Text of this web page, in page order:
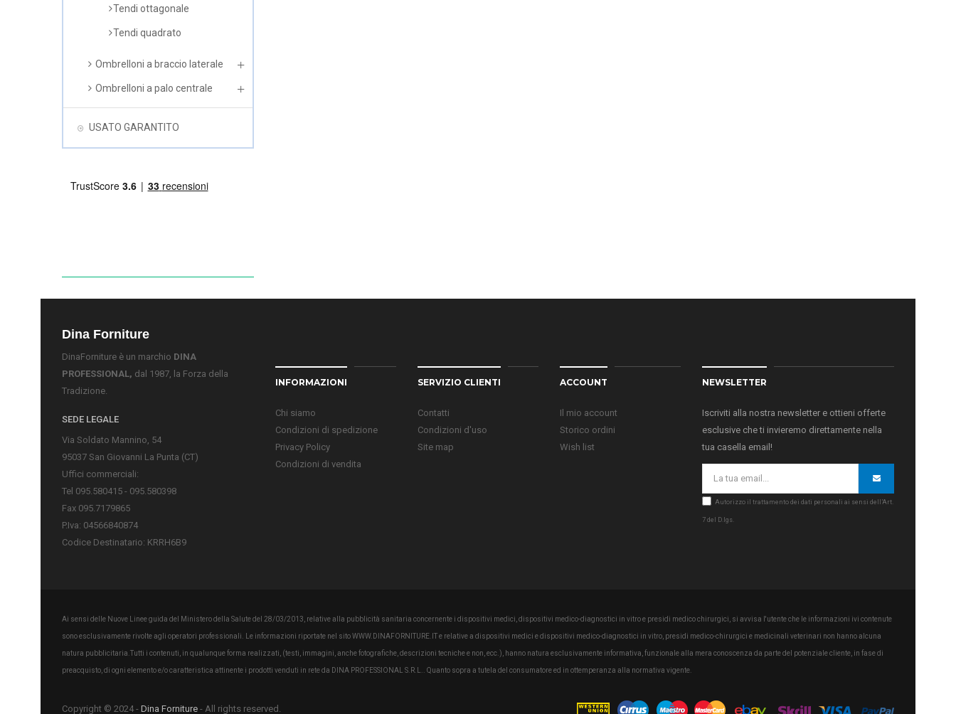
Tendi ottagonale
Tendi quadrato
Ombrelloni a braccio laterale
Ombrelloni a palo centrale
USATO GARANTITO
Dina Forniture
DinaForniture è un marchio DINA
PROFESSIONAL, dal 1987, la Forza della
Tradizione.
SEDE LEGALE
Via Soldato Mannino, 54
95037 San Giovanni La Punta (CT)
Uffici commerciali:
Tel 095.580415 - 095.580398
Fax 095.7179865
P.Iva: 04566840874
Codice Destinatario: KRRH6B9
INFORMAZIONI
Chi siamo
Condizioni di spedizione
Privacy Policy
Condizioni di vendita
SERVIZIO CLIENTI
Contatti
Condizioni d'uso
Site map
ACCOUNT
Il mio account
Storico ordini
Wish list
NEWSLETTER
Iscriviti alla nostra newsletter e ottieni offerte
esclusive che ti invieremo direttamente nella
tua casella email!
Autorizzo il trattamento dei dati personali ai sensi dell’Art.
7 del D.lgs.
Ai sensi delle Nuove Linee guida del Ministero della Salute del 28/03/2013, relative alla pubblicità sanitaria concernente i dispositivi medici, dispositivi medico-diagnostici in vitro e presidi medico chirurgici, si avvisa l'utente che le informazioni ivi contenute
sono esclusivamente rivolte agli operatori professionali. Le informazioni riportate nel sito WWW.DINAFORNITURE.IT e relative a dispositivi medici e dispositivi medico-diagnostici in vitro, presidi medico-chirurgici e medicinali veterinari non hanno alcuna
natura pubblicitaria.Tutti i contenuti, in qualunque forma realizzati, (testi, immagini, anche fotografiche, descrizioni tecniche e non, ecc.), hanno natura esclusivamente informativa, funzionale alla mera conoscenza da parte del potenziale cliente, in fase di
preacquisto, di ogni elemento e/o caratteristica attinente i prodotti venduti in rete da DINA PROFESSIONAL S.R.L.. Quanto sopra a tutela del consumatore ed in ottemperanza alla normativa vigente.
Copyright © 2024 - Dina Forniture - All rights reserved.